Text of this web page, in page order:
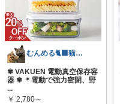
むんめる🐈‍⬛猫と快適ライフ🐈朝コレ
✾ VAKUEN 電動真空保存容
器 ✾ ＊電動で強力密閉、野
...
￥ 2,780～